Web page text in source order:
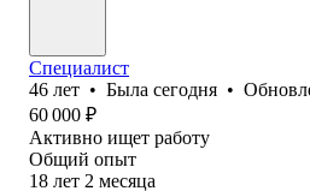
Специалист
46 лет • Была сегодня •
60 000 ₽
Активно ищет работу
Общий опыт
18 лет 2 месяца